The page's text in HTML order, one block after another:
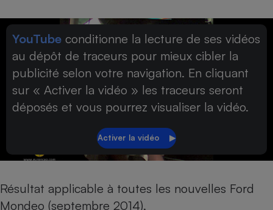
YouTube conditionne la lecture de ses vidéos
au dépôt de traceurs pour mieux cibler la
publicité selon votre navigation. En cliquant
sur « Activer la vidéo » les traceurs seront
déposés et vous pourrez visualiser la vidéo.
Résultat applicable à toutes les nouvelles Ford
Mondeo (septembre 2014).